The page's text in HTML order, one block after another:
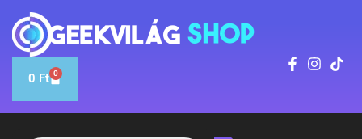
0 Ft 0